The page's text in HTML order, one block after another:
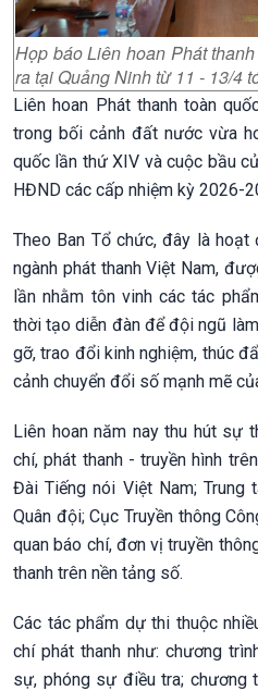
Họp báo Liên hoan Phát
ra tại Quảng Ninh từ 11 - 13/4
Liên hoan Phát thanh toàn
trong bối cảnh đất nước vừa
quốc lần thứ XIV và cuộc bầu
HĐND các cấp nhiệm kỳ 2026-
Theo Ban Tổ chức, đây là
ngành phát thanh Việt Nam,
lần nhằm tôn vinh các tác
thời tạo diễn đàn để đội ngũ
gỡ, trao đổi kinh nghiệm, thúc
cảnh chuyển đổi số mạnh mẽ
Liên hoan năm nay thu hút sự
chí, phát thanh - truyền hình
Đài Tiếng nói Việt Nam; Trung
Quân đội; Cục Truyền thông
quan báo chí, đơn vị truyền
thanh trên nền tảng số.
Các tác phẩm dự thi thuộc
chí phát thanh như: chương
sự, phóng sự điều tra; chương